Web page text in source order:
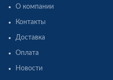
О компании
Контакты
Доставка
Оплата
Новости